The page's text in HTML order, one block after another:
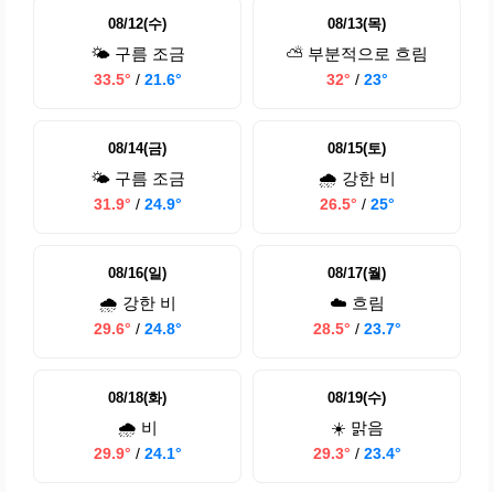
08/12(수)
🌤️ 구름 조금
33.5° / 21.6°
08/13(목)
⛅ 부분적으로 흐림
32° / 23°
08/14(금)
🌤️ 구름 조금
31.9° / 24.9°
08/15(토)
🌧️ 강한 비
26.5° / 25°
08/16(일)
🌧️ 강한 비
29.6° / 24.8°
08/17(월)
☁️ 흐림
28.5° / 23.7°
08/18(화)
🌧️ 비
29.9° / 24.1°
08/19(수)
☀️ 맑음
29.3° / 23.4°